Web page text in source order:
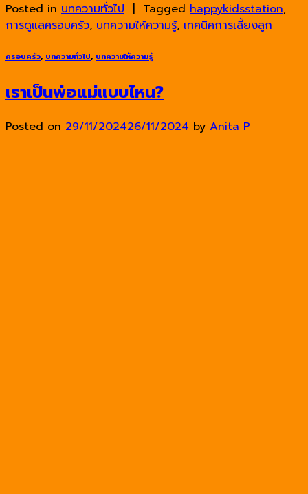
Posted in บทความทั่วไป | Tagged happykidsstation,
การดูแลครอบครัว, บทความให้ความรู้, เทคนิคการเลี้ยงลูก
ครอบครัว, บทความทั่วไป, บทความให้ความรู้
เราเป็นพ่อแม่แบบไหน?
Posted on 29/11/202426/11/2024 by Anita P